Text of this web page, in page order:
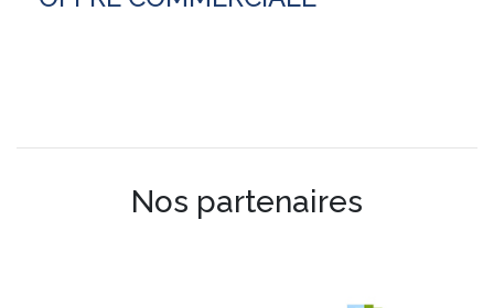
Nos partenaires